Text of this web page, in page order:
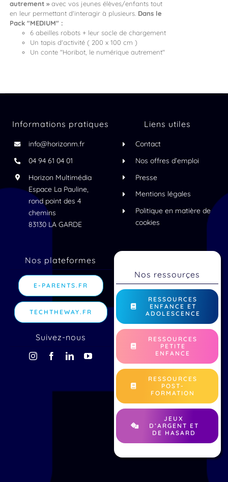
autrement »avec vos jeunes élèves/enfants tout
en leur permettant d'interagir à plusieurs. Dans le
Pack "MEDIUM" :
6 abeilles robots + leur socle de chargement
Un tapis d'activité ( 200 x 100 cm )
Un conte "Horibot, le numérique autrement"
Nos plateformes
E-PARENTS.FR
TECHTHEWAY.FR
Suivez-nous
Liens utiles
Contact
Nos offres d’emploi
Presse
Mentions légales
Politique en matière de
cookies
Informations pratiques
info@horizonm.fr
04 94 61 04 01
Horizon Multimédia
Espace La Pauline,
rond point des 4
chemins
83130 LA GARDE
Nos ressourçes
RESSOURCES
ENFANCE ET
ADOLESCENCE
RESSOURCES
PETITE
ENFANCE
RESSOURCES
POST-
FORMATION
JEUX
D’ARGENT ET
DE HASARD